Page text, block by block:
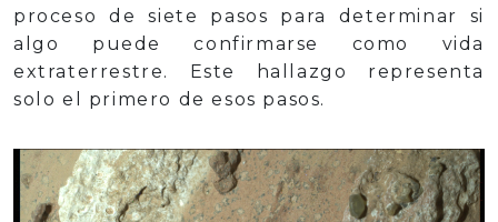
proceso de siete pasos para determinar si
algo puede confirmarse como vida
extraterrestre. Este hallazgo representa
solo el primero de esos pasos.